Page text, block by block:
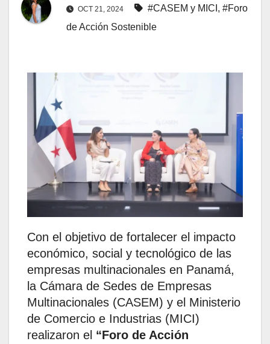
OCT 21, 2024 #CASEM y MICI , #Foro
de Acción Sostenible
Con el objetivo de fortalecer el impacto
económico, social y tecnológico de las
empresas multinacionales en Panamá,
la Cámara de Sedes de Empresas
Multinacionales (CASEM) y el Ministerio
de Comercio e Industrias (MICI)
realizaron el “Foro de Acción